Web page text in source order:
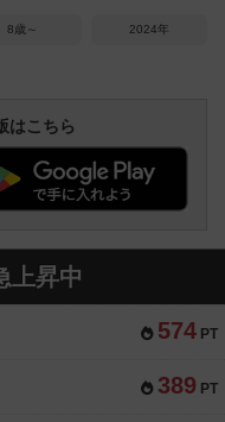
8歳～ 2024年
はこちら
上昇中
574 PT
389 PT